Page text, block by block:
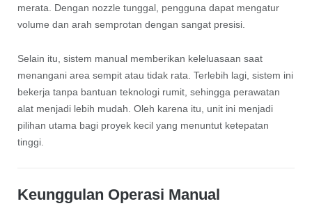
merata. Dengan nozzle tunggal, pengguna dapat mengatur
volume dan arah semprotan dengan sangat presisi.
Selain itu, sistem manual memberikan keleluasaan saat
menangani area sempit atau tidak rata. Terlebih lagi, sistem ini
bekerja tanpa bantuan teknologi rumit, sehingga perawatan
alat menjadi lebih mudah. Oleh karena itu, unit ini menjadi
pilihan utama bagi proyek kecil yang menuntut ketepatan
tinggi.
Keunggulan Operasi Manual